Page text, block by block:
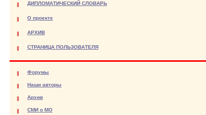
ДИПЛОМАТИЧЕСКИЙ СЛОВАРЬ
О проекте
АРХИВ
СТРАНИЦА ПОЛЬЗОВАТЕЛЯ
Форумы
Наши авторы
Архив
СМИ о МО